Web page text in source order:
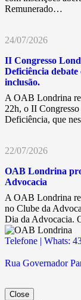
Remunerado…
24/07/2026
II Congresso
Deficiência
inclusão.
A OAB Londrina
22h, o II
Deficiência, que
22/07/2026
OAB Londrina
Advocacia
A OAB Londrina
no Clube da
Dia da Advocacia.
Telefone | Whats:
Rua Governador
Close